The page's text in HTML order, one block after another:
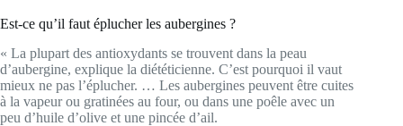
Est-ce qu’il faut éplucher les aubergines ?
« La plupart des antioxydants se trouvent dans la peau
d’aubergine, explique la diététicienne. C’est pourquoi il vaut
mieux ne pas l’éplucher. … Les aubergines peuvent être cuites
à la vapeur ou gratinées au four, ou dans une poêle avec un
peu d’huile d’olive et une pincée d’ail.